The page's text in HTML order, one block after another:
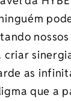
criar
as
que a